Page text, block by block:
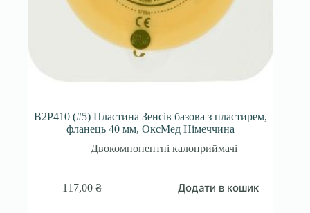
B2P410 (#5) Пластина Зенсів базова з пластирем,
фланець 40 мм, ОксМед Німеччина
Двокомпонентні калоприймачі
117,00₴ Додати в кошик